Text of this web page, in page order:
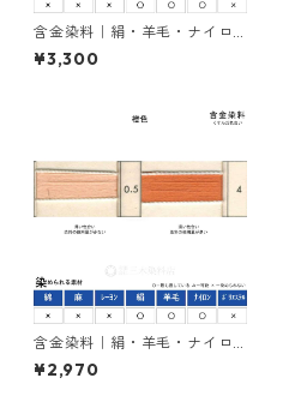
含金染料｜絹・羊毛・ナイロ
ンを染める｜100g｜イレミア
ブラックRL（赤みの黒色）
¥3,300
含金染料｜絹・羊毛・ナイロ
ンを染める｜100g｜ラニール
オレンヂＲ（橙色）
¥2,970